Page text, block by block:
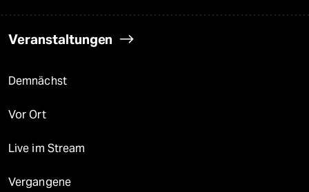
Veranstaltungen
Demnächst
Vor Ort
Live im Stream
Vergangene